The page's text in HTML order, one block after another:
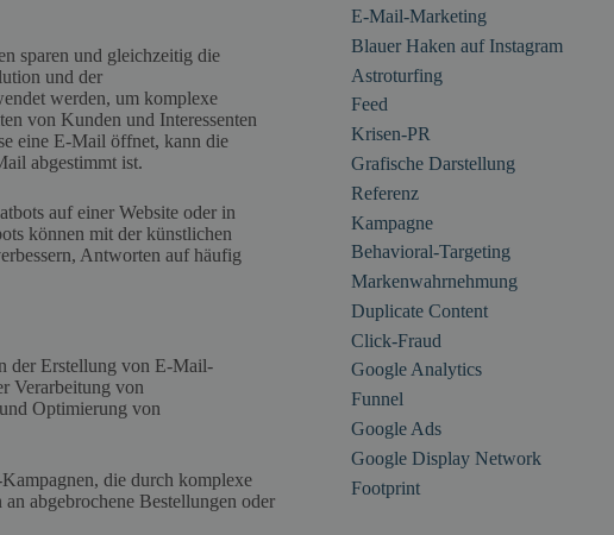
sparen und gleichzeitig die
und der
werden, um komplexe
von Kunden und Interessenten
eine E-Mail öffnet, kann die
abgestimmt ist.
auf einer Website oder in
können mit der künstlichen
Antworten auf häufig
der Erstellung von E-Mail-
Verarbeitung von
Optimierung von
die durch komplexe
abgebrochene Bestellungen oder
E-Mail-Marketing
Blauer Haken auf Instagram
Astroturfing
Feed
Krisen-PR
Grafische Darstellung
Referenz
Kampagne
Behavioral-Targeting
Markenwahrnehmung
Duplicate Content
Click-Fraud
Google Analytics
Funnel
Google Ads
Google Display Network
Footprint